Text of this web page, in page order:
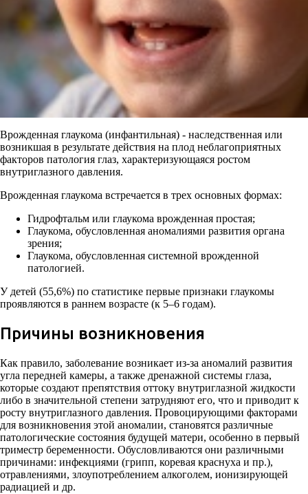
Врожденная глаукома (инфантильная) - наследственная или
возникшая в результате действия на плод неблагоприятных
факторов патология глаз, характеризующаяся ростом
внутриглазного давления.
Врожденная глаукома встречается в трех основных формах:
Гидрофтальм или глаукома врожденная простая;
Глаукома, обусловленная аномалиями развития органа
зрения;
Глаукома, обусловленная системной врожденной
патологией.
У детей (55,6%) по статистике первые признаки глаукомы
проявляются в раннем возрасте (к 5–6 годам).
Причины возникновения
Как правило, заболевание возникает из-за аномалий развития
угла передней камеры, а также дренажной системы глаза,
которые создают препятствия оттоку внутриглазной жидкости
либо в значительной степени затрудняют его, что и приводит к
росту внутриглазного давления. Провоцирующими факторами
для возникновения этой аномалии, становятся различные
патологические состояния будущей матери, особенно в первый
триместр беременности. Обусловливаются они различными
причинами: инфекциями (грипп, коревая краснуха и пр.),
отравлениями, злоупотреблением алкоголем, ионизирующей
радиацией и др.